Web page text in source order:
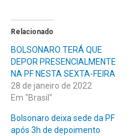
Relacionado
BOLSONARO TERÁ QUE
DEPOR PRESENCIALMENTE
NA PF NESTA SEXTA-FEIRA
28 de janeiro de 2022
Em "Brasil"
Bolsonaro deixa sede da PF
após 3h de depoimento